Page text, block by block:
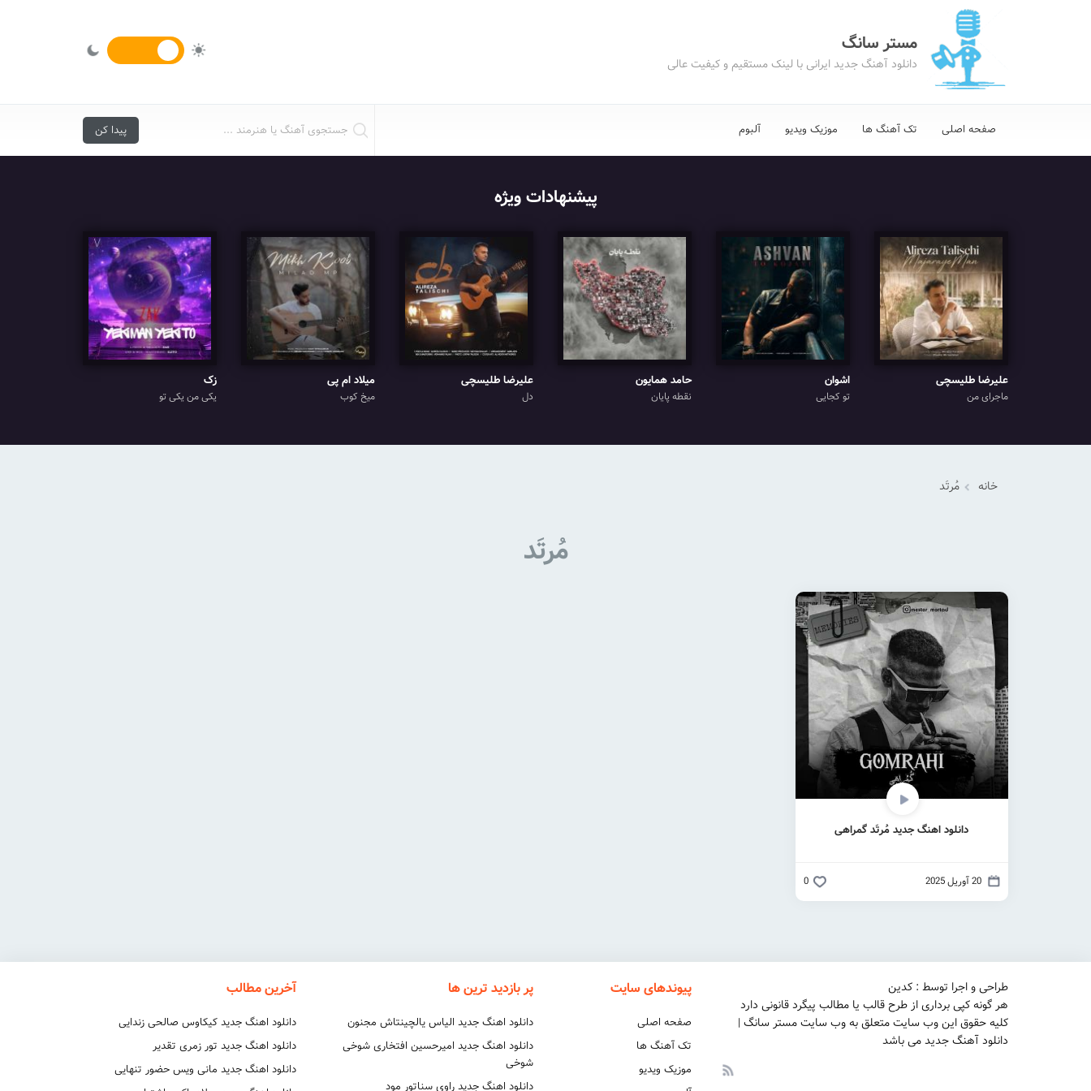
مستر سانگ
دانلود آهنگ جدید ایرانی با لینک مستقیم و کیفیت عالی
صفحه اصلی تک آهنگ ها موزیک ویدیو آلبوم
پیشنهادات ویژه
علیرضا طلیسچی
ماجرای من
اشوان
تو کجایی
حامد همایون
نقطه پایان
علیرضا طلیسچی
دل
میلاد ام پی
میخ کوب
زک
یکی من یکی تو
خانه مُرتَد
مُرتَد
دانلود اهنگ جدید مُرتَد گمراهی
20 آوریل 2025 0
طراحی و اجرا توسط : کدین
هر گونه کپی برداری از طرح قالب یا مطالب پیگرد قانونی دارد
کلیه حقوق این وب سایت متعلق به وب سایت مستر سانگ |
دانلود آهنگ جدید می باشد
پیوندهای سایت
صفحه اصلی
تک آهنگ ها
موزیک ویدیو
پر بازدید ترین ها
دانلود اهنگ جدید الیاس یالچینتاش مجنون
دانلود اهنگ جدید امیرحسین افتخاری شوخی
شوخی
دانلود اهنگ جدید راوی سناتور مود
آخرین مطالب
دانلود اهنگ جدید کیکاوس صالحی زندایی
دانلود اهنگ جدید تور زمری تقدیر
دانلود اهنگ جدید مانی ویس حضور تنهایی